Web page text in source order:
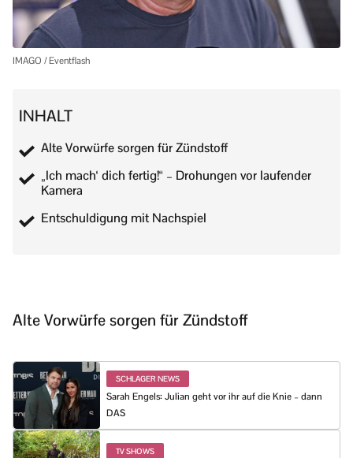
IMAGO / Eventflash
INHALT
Alte Vorwürfe sorgen für Zündstoff
„Ich mach‘ dich fertig!“ – Drohungen vor laufender
Kamera
Entschuldigung mit Nachspiel
Alte Vorwürfe sorgen für Zündstoff
SCHLAGER NEWS
Sarah Engels: Julian geht vor ihr auf die Knie – dann
DAS
TV SHOWS